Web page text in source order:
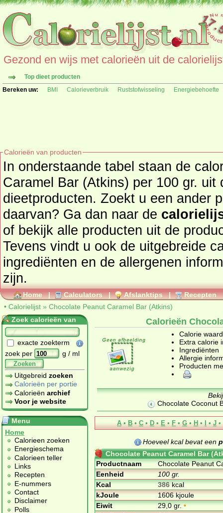
Gezond en wijs met calorieën uit de
Top dieet producten
Bereken uw:
BMI Calorieverbruik Ruststofwisseling Energiebehoefte
Calorieën van producten
In onderstaande tabel staan de
Caramel Bar (Atkins) per 100 gr. uit
dieetproducten. Zoekt u een ander product en de calorieën
daarvan? Ga dan naar de
of bekijk alle producten uit de
Tevens vindt u ook de uitgebreide
ingrediënten en de allergenen
zijn.
Home | Calculators | Afslanktips | Recepten
• Calorielijst » Chocolate Peanut Caramel Bar (Atkins)
Zoek calorieën van
exacte zoekterm
zoek per
g / ml
Zoeken
Uitgebreid zoeken
Calorieën per portie
Calorieën archief
Voor je website
Menu
Home
Calorieen zoeken
Energieschema
Calorieen teller
Links
Recepten
E-nummers
Contact
Disclaimer
Polls
Calorieën
Calorie
Extra calorie
Ingrediënten
Allergie
Producten
Chocolate Coconut
A • B • C • D • E • F • G • H • I • J •
Hoeveel kcal bevat een
Chocolate Peanut Caramel Bar
Productnaam
Chocolate Peanut
Eenheid
100 gr.
Kcal
386kcal
kJoule
1606 kjoule
Eiwit
29,0 gr.•